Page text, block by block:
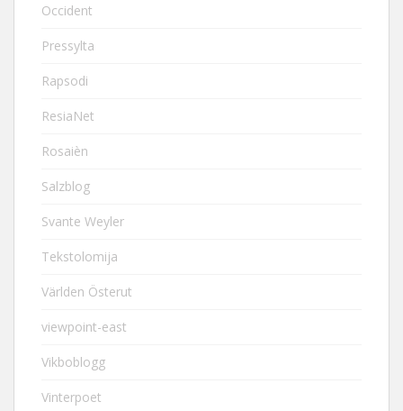
Occident
Pressylta
Rapsodi
ResiaNet
Rosaièn
Salzblog
Svante Weyler
Tekstolomija
Världen Österut
viewpoint-east
Vikboblogg
Vinterpoet